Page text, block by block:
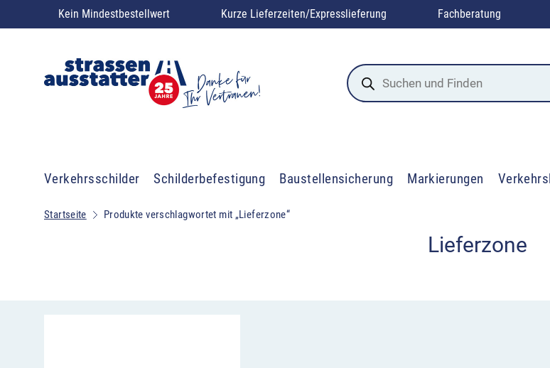
Kein Mindestbestellwert Kurze Lieferzeiten/Expresslieferung Fachberatung
Products
search
Verkehrsschilder Schilderbefestigung Baustellensicherung Markierungen
Startseite Produkte verschlagwortet mit „Lieferzone“
Lieferzone